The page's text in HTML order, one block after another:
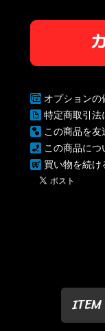
ITEM
オプションの
特定商取引法
この商品を友
この商品に
買い物を続け